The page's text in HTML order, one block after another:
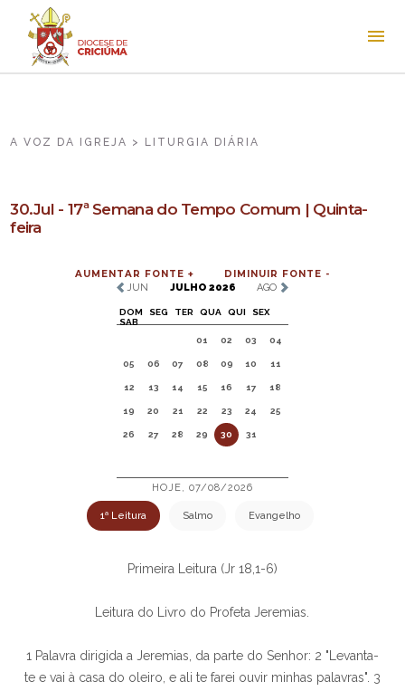
A VOZ DA IGREJA > LITURGIA DIÁRIA
30.Jul - 17ª Semana do Tempo Comum | Quinta-
feira
AUMENTAR FONTE +
DIMINUIR FONTE -
JUN
JULHO 2026 AGO
DOM SEG TER QUA QUI
SEX
SAB
01
02 03 04
05 06 07 08 09 10 11
12 13 14 15 16 17 18
19 20 21 22 23 24 25
26 27 28 29 30 31
HOJE, 07/08/2026
1ª Leitura Salmo Evangelho
Primeira Leitura (Jr 18,1-6)
Leitura do Livro do Profeta Jeremias.
1 Palavra dirigida a Jeremias, da parte do Senhor: 2 "Levanta-
te e vai à casa do oleiro, e ali te farei ouvir minhas palavras". 3